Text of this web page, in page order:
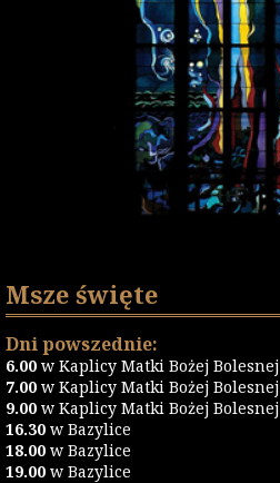
Msze święte
Dni powszednie:
6.00 w Kaplicy Matki Bożej Bolesnej
7.00 w Kaplicy Matki Bożej Bolesnej
9.00 w Kaplicy Matki Bożej Bolesnej
16.30 w Bazylice
18.00 w Bazylice
19.00 w Bazylice